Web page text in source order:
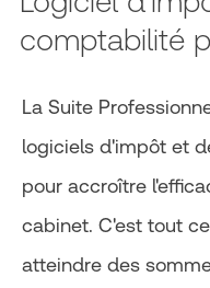
comptabilité
La Suite
logiciels d'impôt et
pour accroître
cabinet. C'est tout
atteindre des